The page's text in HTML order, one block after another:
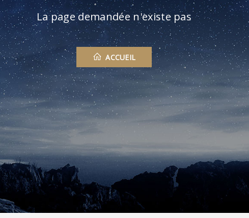
La page demandée n'existe pas
ACCUEIL